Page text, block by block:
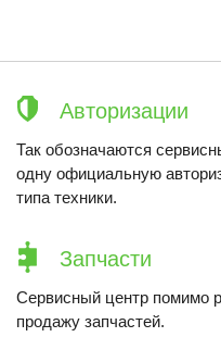
Авторизации
Так обозначаются
одну официальную
типа техники.
Запчасти
Сервисный центр помимо
продажу запчастей.